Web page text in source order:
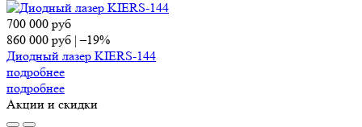
700 000 руб
860 000 руб |–19%
Диодный лазер KIERS-144
подробнее
подробнее
Акции и скидки